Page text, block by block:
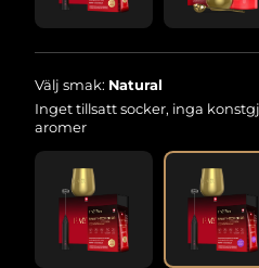
Välj smak: Natural
Inget tillsatt socker, inga
aromer